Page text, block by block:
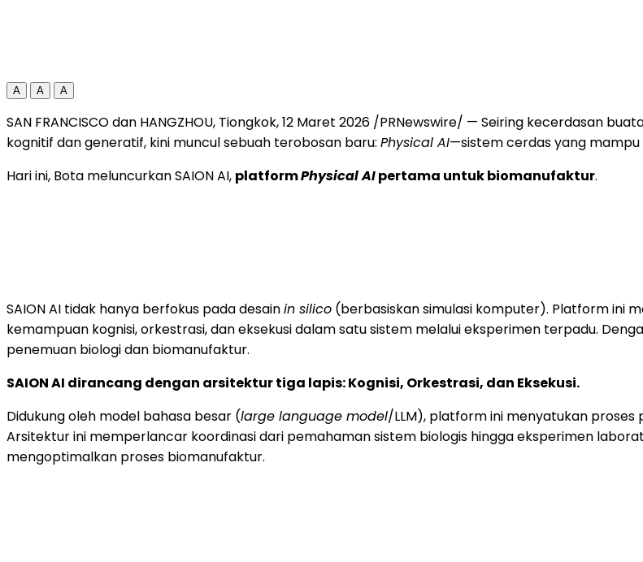
A A A
SAN FRANCISCO dan HANGZHOU, Tiongkok,12 Maret 2026 /PRNewswire/ — Seiring kecerdasan
kognitif dan generatif, kini muncul sebuah terobosan baru: Physical AI—sistem cerdas yang mampu
Hari ini, Bota meluncurkan SAION AI, platformPhysical AIpertama untuk biomanufaktur.
SAION AI tidak hanya berfokus pada desainin silico (berbasiskan simulasi komputer). Platform ini
kemampuan kognisi, orkestrasi, dan eksekusi dalam satu sistem melalui eksperimen terpadu.
penemuan biologi dan biomanufaktur.
SAION AI dirancang dengan arsitektur tiga lapis: Kognisi, Orkestrasi, dan Eksekusi.
Didukung oleh model bahasa besar (large language model/LLM), platform ini menyatukan proses
Arsitektur ini memperlancar koordinasi dari pemahaman sistem biologis hingga eksperimen
mengoptimalkan proses biomanufaktur.